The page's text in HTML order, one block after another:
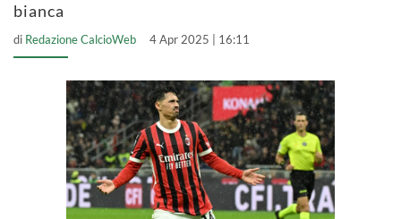
bianca
di Redazione CalcioWeb 4 Apr 2025 | 16:11